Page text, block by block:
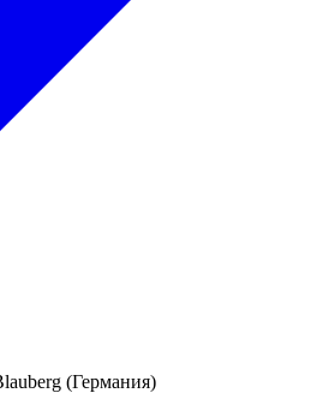
(Германия)